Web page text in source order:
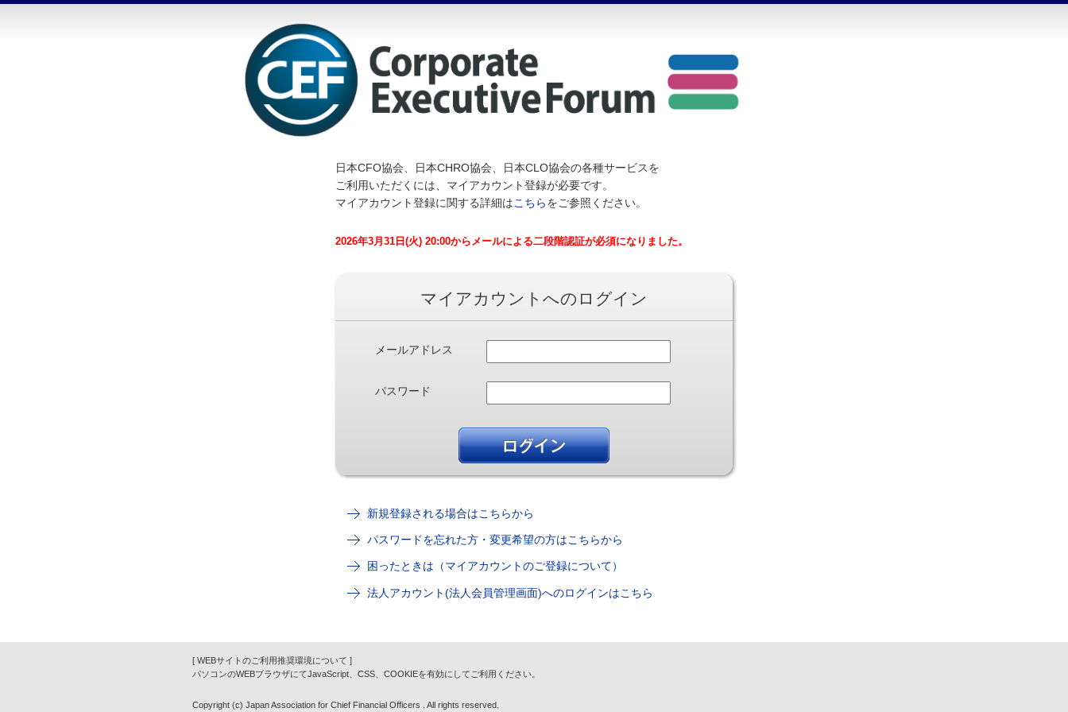
日本CFO協会、日本CHRO協会、日本CLO協会の各種サービスを
ご利用いただくには、マイアカウント登録が必要です。
マイアカウント登録に関する詳細はこちらをご参照ください。
2026年3月31日(火) 20:00からメールによる二段階認証が必須になりました。
マイアカウントへのログイン
メールアドレス
パスワード
新規登録される場合はこちらから
パスワードを忘れた方・変更希望の方はこちらから
困ったときは（マイアカウントのご登録について）
法人アカウント(法人会員管理画面)へのログインはこちら
[ WEBサイトのご利用推奨環境について ]
パソコンのWEBブラウザにてJavaScript、CSS、COOKIEを有効にしてご利用ください。
Copyright (c) Japan Association for Chief Financial Officers . All rights reserved.